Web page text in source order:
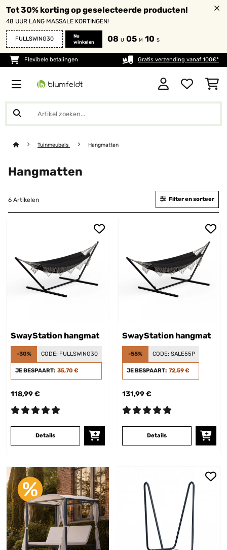
Tot 30% korting op geselecteerde producten!
48 UUR LANG MASSALE KORTINGEN!
FULLSWING30
Nu
winkelen
08 U 05 M 10 S
Flexibele betalingen Gratis verzending vanaf 100€*
Tuinmeubels Hangmatten
Hangmatten
6 Artikelen Filter en sorteer
SwayStation hangmat
-30% CODE: FULLSWING30
JE BESPAART: 35,70 €
118,99 €
Details
SwayStation hangmat
-55% CODE: SALE55P
JE BESPAART: 72,59 €
131,99 €
Details